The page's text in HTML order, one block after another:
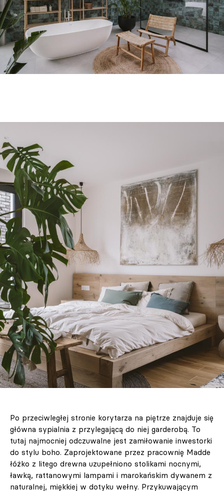
Po przeciwległej stronie korytarza na piętrze znajduje się
główna sypialnia z przylegającą do niej garderobą. To
tutaj najmocniej odczuwalne jest zamiłowanie inwestorki
do stylu boho. Zaprojektowane przez pracownię Madde
łóżko z litego drewna uzupełniono stolikami nocnymi,
ławką, rattanowymi lampami i marokańskim dywanem z
naturalnej, miękkiej w dotyku wełny. Przykuwającym